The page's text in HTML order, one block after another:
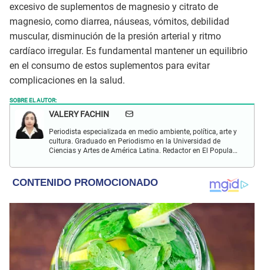
excesivo de suplementos de magnesio y citrato de
magnesio, como diarrea, náuseas, vómitos, debilidad
muscular, disminución de la presión arterial y ritmo
cardíaco irregular. Es fundamental mantener un equilibrio
en el consumo de estos suplementos para evitar
complicaciones en la salud.
SOBRE EL AUTOR:
VALERY FACHIN
Periodista especializada en medio ambiente, política, arte y
cultura. Graduado en Periodismo en la Universidad de
Ciencias y Artes de América Latina. Redactor en El Popular.
política, música, arte, cultura.